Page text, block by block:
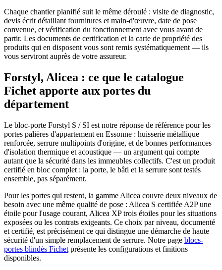
Chaque chantier planifié suit le même déroulé : visite de diagnostic,
devis écrit détaillant fournitures et main-d'œuvre, date de pose
convenue, et vérification du fonctionnement avec vous avant de
partir. Les documents de certification et la carte de propriété des
produits qui en disposent vous sont remis systématiquement — ils
vous serviront auprès de votre assureur.
Forstyl, Alicea : ce que le catalogue
Fichet apporte aux portes du
département
Le bloc-porte Forstyl S / SI est notre réponse de référence pour les
portes palières d'appartement en Essonne : huisserie métallique
renforcée, serrure multipoints d'origine, et de bonnes performances
d'isolation thermique et acoustique — un argument qui compte
autant que la sécurité dans les immeubles collectifs. C'est un produit
certifié en bloc complet : la porte, le bâti et la serrure sont testés
ensemble, pas séparément.
Pour les portes qui restent, la gamme Alicea couvre deux niveaux de
besoin avec une même qualité de pose : Alicea S certifiée A2P une
étoile pour l'usage courant, Alicea XP trois étoiles pour les situations
exposées ou les contrats exigeants. Ce choix par niveau, documenté
et certifié, est précisément ce qui distingue une démarche de haute
sécurité d'un simple remplacement de serrure. Notre page blocs-
portes blindés Fichet présente les configurations et finitions
disponibles.